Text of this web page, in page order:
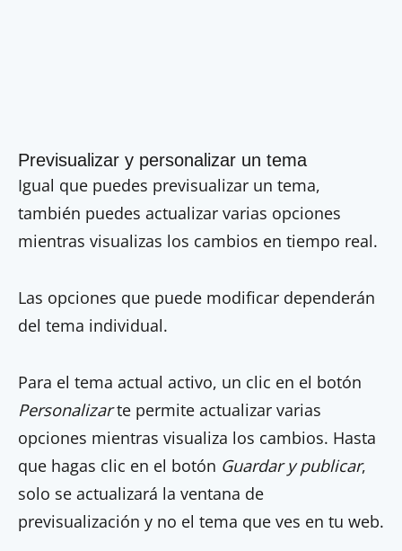
Previsualizar y personalizar un tema
Igual que puedes previsualizar un tema,
también puedes actualizar varias opciones
mientras visualizas los cambios en tiempo real.
Las opciones que puede modificar dependerán
del tema individual.
Para el tema actual activo, un clic en el botón
Personalizarte permite actualizar varias
opciones mientras visualiza los cambios. Hasta
que hagas clic en el botón Guardar y publicar,
solo se actualizará la ventana de
previsualización y no el tema que ves en tu web.